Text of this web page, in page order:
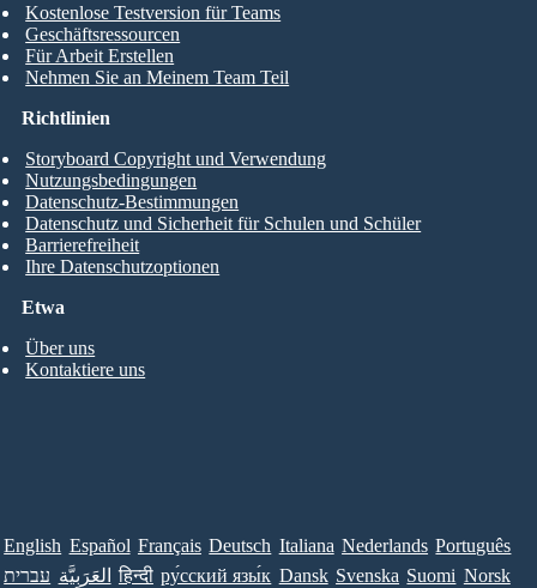
Kostenlose Testversion für Teams
Geschäftsressourcen
Für Arbeit Erstellen
Nehmen Sie an Meinem Team Teil
Etwa
Über uns
Kontaktiere uns
Richtlinien
Storyboard Copyright und Verwendung
Nutzungsbedingungen
Datenschutz-Bestimmungen
Datenschutz und Sicherheit für Schulen und Schüler
Barrierefreiheit
Ihre Datenschutzoptionen
English Español Français Deutsch Italiana Nederlands Português
עברית العَرَبِيَّة हिन्दी ру́сский язы́к Dansk Svenska Suomi Norsk